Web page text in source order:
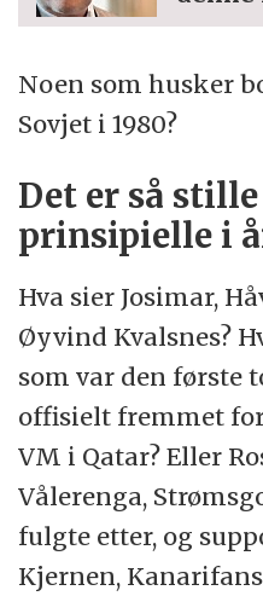
Noen som husker
Sovjet i 1980?
Det er så
prinsipielle i
Hva sier Josimar,
Øyvind Kvalsnes?
som var den første
offisielt fremmet
VM i Qatar? Eller
Vålerenga,
fulgte etter, og
Kjernen,